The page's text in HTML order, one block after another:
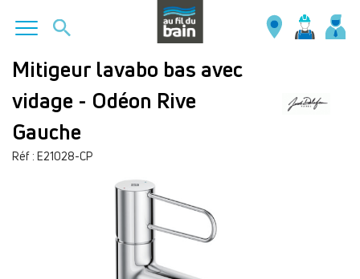
Aller
contenu
principal
Mitigeur lavabo bas avec
vidage - Odéon Rive
Gauche
Réf : E21028-CP